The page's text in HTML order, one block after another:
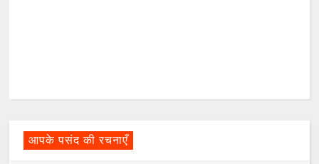
आपके पसंद की रचनाएँ